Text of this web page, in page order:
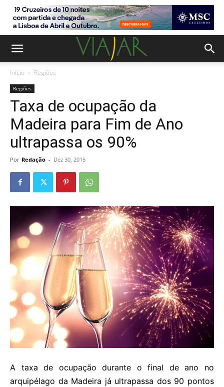
Início Regiões
Regiões
Taxa de ocupação da
Madeira para Fim de Ano
ultrapassa os 90%
Por Redação - Dez 30, 2015
A taxa de ocupação durante o final de ano no
arquipélago da Madeira já ultrapassa dos 90 pontos